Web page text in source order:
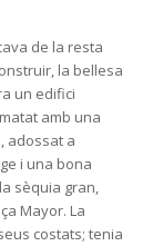
de la resta
la bellesa
un edifici
amb una
adossat a
i una bona
sèquia gran,
Mayor. La
costats; tenia